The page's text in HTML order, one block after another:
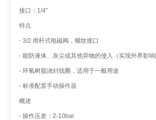
接口：1/4"
特点
- 3/2 滑杆式电磁阀，螺纹接口
- 能防液体、灰尘或其他异物的侵入（实现外界影响
- 环氧树脂浇封线圈，适用于一般用途
- 标准配置手动操作器
概述
- 操作压差：2-10bar